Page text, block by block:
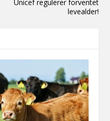
Unicef regulerer forventet
levealder!